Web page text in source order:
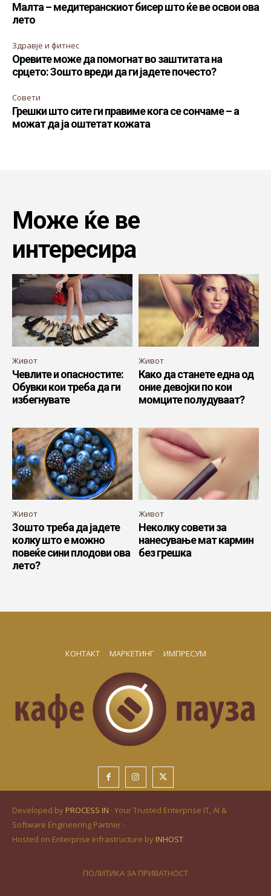
Малта – медитеранскиот бисер што ќе ве освои ова
лето
Здравје и фитнес
Оревите може да помогнат во заштитата на
срцето: Зошто вреди да ги јадете почесто?
Совети
Грешки што сите ги правиме кога се сончаме – а
можат да ја оштетат кожата
Може ќе ве
интересира
Живот
Чевлите и опасностите:
Обувки кои треба да ги
избегнувате
Живот
Како да станете една од
оние девојки по кои
момците полудуваат?
Живот
Зошто треба да јадете
колку што е можно
повеќе сини плодови ова
лето?
Живот
Неколку совети за
нанесување мат кармин
без грешка
КОНТАКТ МАРКЕТИНГ ИМПРЕСУМ
Developed by PROCESS IN · Your Trusted Enterprise IT, AI &
Software Engineering Partner ·
Hosted on Enterprise Infrastructure by INHOST
ПОЛИТИКА ЗА ПРИВАТНОСТ